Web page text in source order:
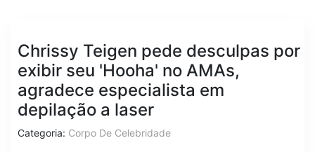
Chrissy Teigen pede desculpas por
exibir seu 'Hooha' no AMAs,
agradece especialista em
depilação a laser
Categoria: Corpo De Celebridade